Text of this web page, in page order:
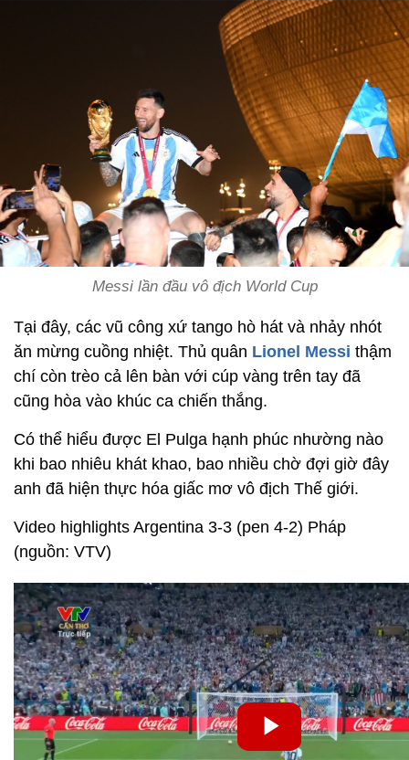
Messi lần đầu vô địch World Cup
Tại đây, các vũ công xứ tango hò hát và nhảy nhót
ăn mừng cuồng nhiệt. Thủ quân Lionel Messi thậm
chí còn trèo cả lên bàn với cúp vàng trên tay đã
cũng hòa vào khúc ca chiến thắng.
Có thể hiểu được El Pulga hạnh phúc nhường nào
khi bao nhiêu khát khao, bao nhiều chờ đợi giờ đây
anh đã hiện thực hóa giấc mơ vô địch Thế giới.
Video highlights Argentina 3-3 (pen 4-2) Pháp
(nguồn: VTV)